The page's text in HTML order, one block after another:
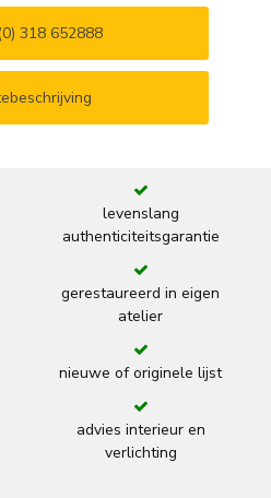
318 652888
levenslang
authenticiteitsgarantie
gerestaureerd in eigen
atelier
nieuwe of originele lijst
advies interieur en
verlichting